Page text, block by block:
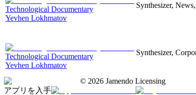
Technological Documentary
Yevhen Lokhmatov
Synthesizer,
Technological Documentary
Yevhen Lokhmatov
Synthesizer,
© 2026 Jamendo Licensing
アプリを入手